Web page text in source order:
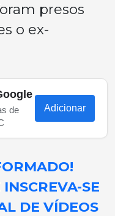
presos
o ex-
de
Adicionar
SE
DE VÍDEOS